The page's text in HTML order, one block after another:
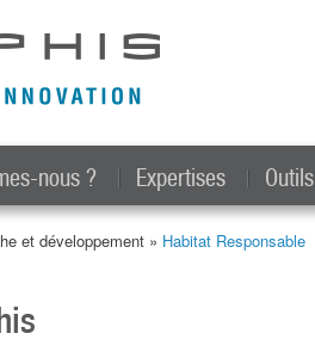
nous ? Expertises Outils
et développement » Habitat Responsable